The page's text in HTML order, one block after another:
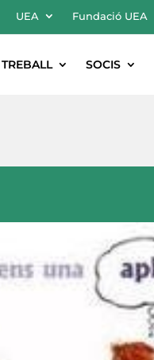
UEA Fundació UEA
SOCIS